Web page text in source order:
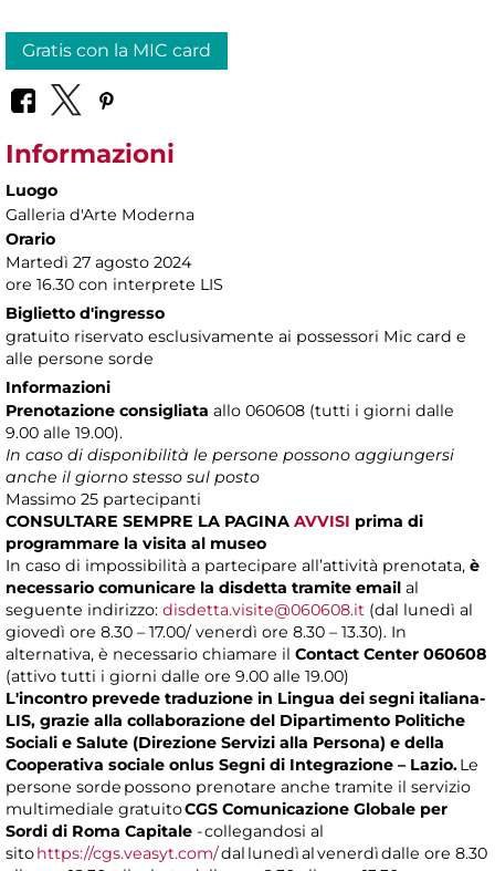
Gratis con la MIC card
Informazioni
Luogo
Galleria d'Arte Moderna
Orario
Martedì 27 agosto 2024
ore 16.30 con interprete LIS
Biglietto d'ingresso
gratuito riservato esclusivamente ai possessori Mic card e
alle persone sorde
Informazioni
Prenotazione consigliata allo 060608 (tutti i giorni dalle
9.00 alle 19.00).
In caso di disponibilità le persone possono aggiungersi
anche il giorno stesso sul posto
Massimo 25 partecipanti
CONSULTARE SEMPRE LA PAGINA AVVISI prima di
programmare la visita al museo
In caso di impossibilità a partecipare all’attività prenotata, è
necessario comunicare la disdetta tramite email al
seguente indirizzo: disdetta.visite@060608.it (dal lunedì al
giovedì ore 8.30 – 17.00/ venerdì ore 8.30 – 13.30). In
alternativa, è necessario chiamare il Contact Center 060608
(attivo tutti i giorni dalle ore 9.00 alle 19.00)
L'incontro prevede traduzione in Lingua dei segni italiana-
LIS, grazie alla collaborazione del Dipartimento Politiche
Sociali e Salute (Direzione Servizi alla Persona) e della
Cooperativa sociale onlus Segni di Integrazione – Lazio.Le
persone sorde possono prenotare anche tramite il servizio
multimediale gratuitoCGS Comunicazione Globale per
Sordi di Roma Capitale - collegandosi al
sitohttps://cgs.veasyt.com/dal lunedì al venerdì dalle ore 8.30